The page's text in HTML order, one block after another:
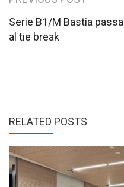
navigation
Serie B1/M Bastia passa
al tie break
RELATED POSTS